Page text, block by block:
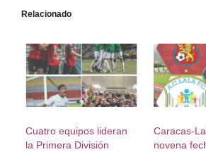
Relacionado
Cuatro equipos lideran
la Primera División
Caracas-
novena